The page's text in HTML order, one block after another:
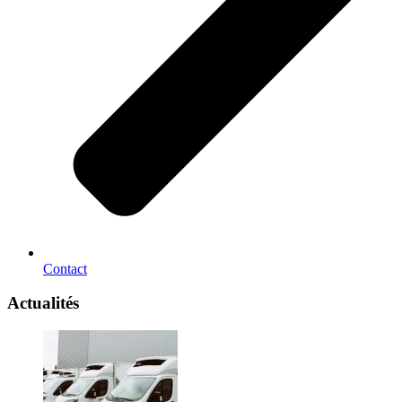
Contact
Actualités